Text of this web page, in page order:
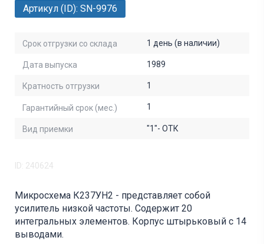
Артикул (ID): SN-9976
Срок отгрузки со склада 1 день (в наличии)
Дата выпуска 1989
Кратность отгрузки 1
Гарантийный срок (мес.) 1
Вид приемки "1"- ОТК
ID: 240624
Микросхема К237УН2 - представляет собой
усилитель низкой частоты. Содержит 20
интегральных элементов. Корпус штырьковый с 14
выводами.